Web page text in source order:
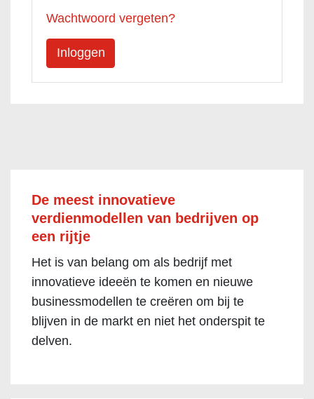
Wachtwoord vergeten?
De meest innovatieve
verdienmodellen van bedrijven op
een rijtje
Het is van belang om als bedrijf met
innovatieve ideeën te komen en nieuwe
businessmodellen te creëren om bij te
blijven in de markt en niet het onderspit te
delven.